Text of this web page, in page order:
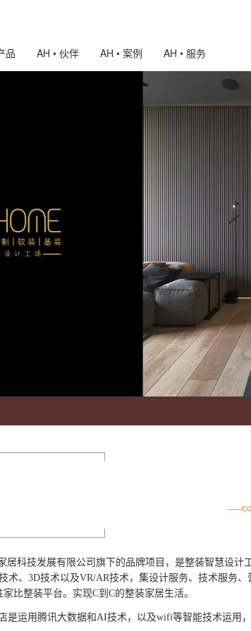
品 AH • 伙伴 AH • 案例 AH • 服务
居科技发展有限公司旗下的品牌项目，是整装智慧设计
、3D技术以及VR/AR技术，集设计服务、 技术服务、
家比整装平台。 实现C到C的整
是运用腾讯大数据和AI技术，以及wifi等智能技术运用